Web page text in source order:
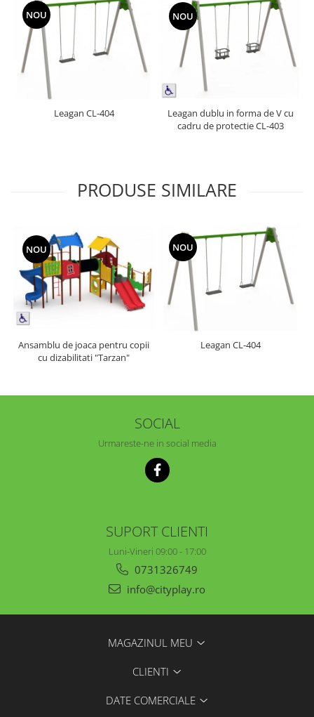
NOU
Leagan CL-404
NOU
Leagan dublu in forma de V cu
cadru de protectie CL-403
PRODUSE SIMILARE
NOU
Ansamblu de joaca pentru copii
cu dizabilitati "Tarzan"
NOU
Leagan CL-404
SOCIAL
Urmareste-ne in social media
SUPORT CLIENTI
Luni-Vineri 09:00 - 17:00
0731326749
info@cityplay.ro
MAGAZINUL MEU
CLIENTI
DATE COMERCIALE